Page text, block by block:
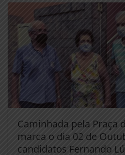
Caminhada pela Praça
marca o dia 02 de
candidatos Fernando